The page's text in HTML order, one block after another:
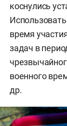
коснулись
время
задач в
военного
др.